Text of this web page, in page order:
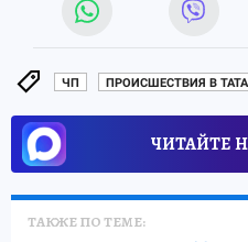
ЧП ПРОИСШЕСТВИЯ В
ЧИТАЙТЕ
ТАКЖЕ ПО ТЕМЕ: